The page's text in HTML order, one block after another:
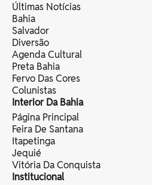
Últimas Notícias
Bahia
Salvador
Diversão
Agenda Cultural
Preta Bahia
Fervo Das Cores
Colunistas
Interior Da Bahia
Página Principal
Feira De Santana
Itapetinga
Jequié
Vitória Da Conquista
Institucional